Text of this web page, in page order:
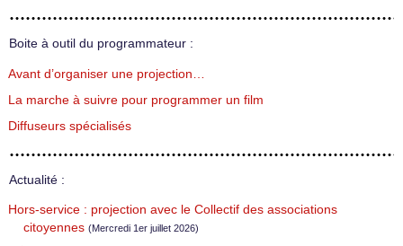
Boite à outil du programmateur :
Avant d’organiser une projection…
La marche à suivre pour programmer un film
Diffuseurs spécialisés
Actualité :
Hors-service : projection avec le Collectif des associations
citoyennes (Mercredi 1er juillet 2026)